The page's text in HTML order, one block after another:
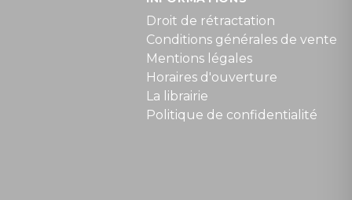
Droit de rétractation
Conditions générales de vente
Mentions légales
Horaires d'ouverture
La librairie
Politique de confidentialité